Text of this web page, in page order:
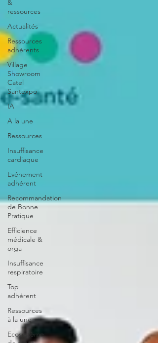
&
ressources
Actualités
Ressources
adhérents
Village
Showroom
Catel
Santexpo
IA
A la une
Ressources
Insuffisance
cardiaque
Evénement
adhérent
Recommandation
de Bonne
Pratique
Efficience
médicale &
orga
Insuffisance
respiratoire
Top
adhérent
Ressources
à la une
Ecosystème